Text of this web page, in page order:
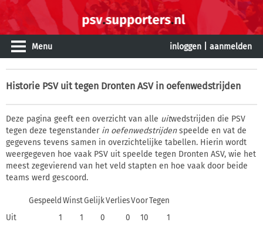
Menu inloggen aanmelden
Historie PSV uit tegen Dronten ASV in oefenwedstrijden
Deze pagina geeft een overzicht van alle uitwedstrijden die PSV
tegen deze tegenstander in oefenwedstrijdenspeelde en vat de
gegevens tevens samen in overzichtelijke tabellen. Hierin wordt
weergegeven hoe vaak PSV uit speelde tegen Dronten ASV, wie het
meest zegevierend van het veld stapten en hoe vaak door beide
teams werd gescoord.
Gespeeld WinstGelijkVerliesVoorTegen
Uit
1 1 0 0 10
1